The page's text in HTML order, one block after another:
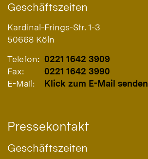
Geschäftszeiten
Kardinal-Frings-Str. 1-3
50668 Köln
Telefon: 0221 1642 3909
Fax:
0221 1642 3990
E-Mail:
Klick zum E-Mail senden
Pressekontakt
Geschäftszeiten